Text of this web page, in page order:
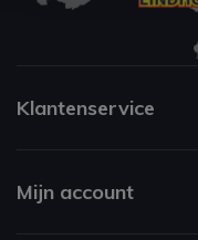
Klantenservice
Mijn account